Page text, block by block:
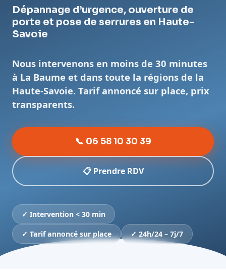
Dépannage d’urgence, ouverture de
porte et pose de serrures en Haute-
Savoie
Nous intervenons en moins de 30 minutes
à La Baume et dans toute la régions de la
Haute-Savoie. Tarif annoncé sur place, prix
transparents.
📞 06 58 10 30 39
📋 Prendre RDV
✓ Intervention < 30 min
✓ Tarif annoncé sur place ✓ 24h/24 – 7j/7